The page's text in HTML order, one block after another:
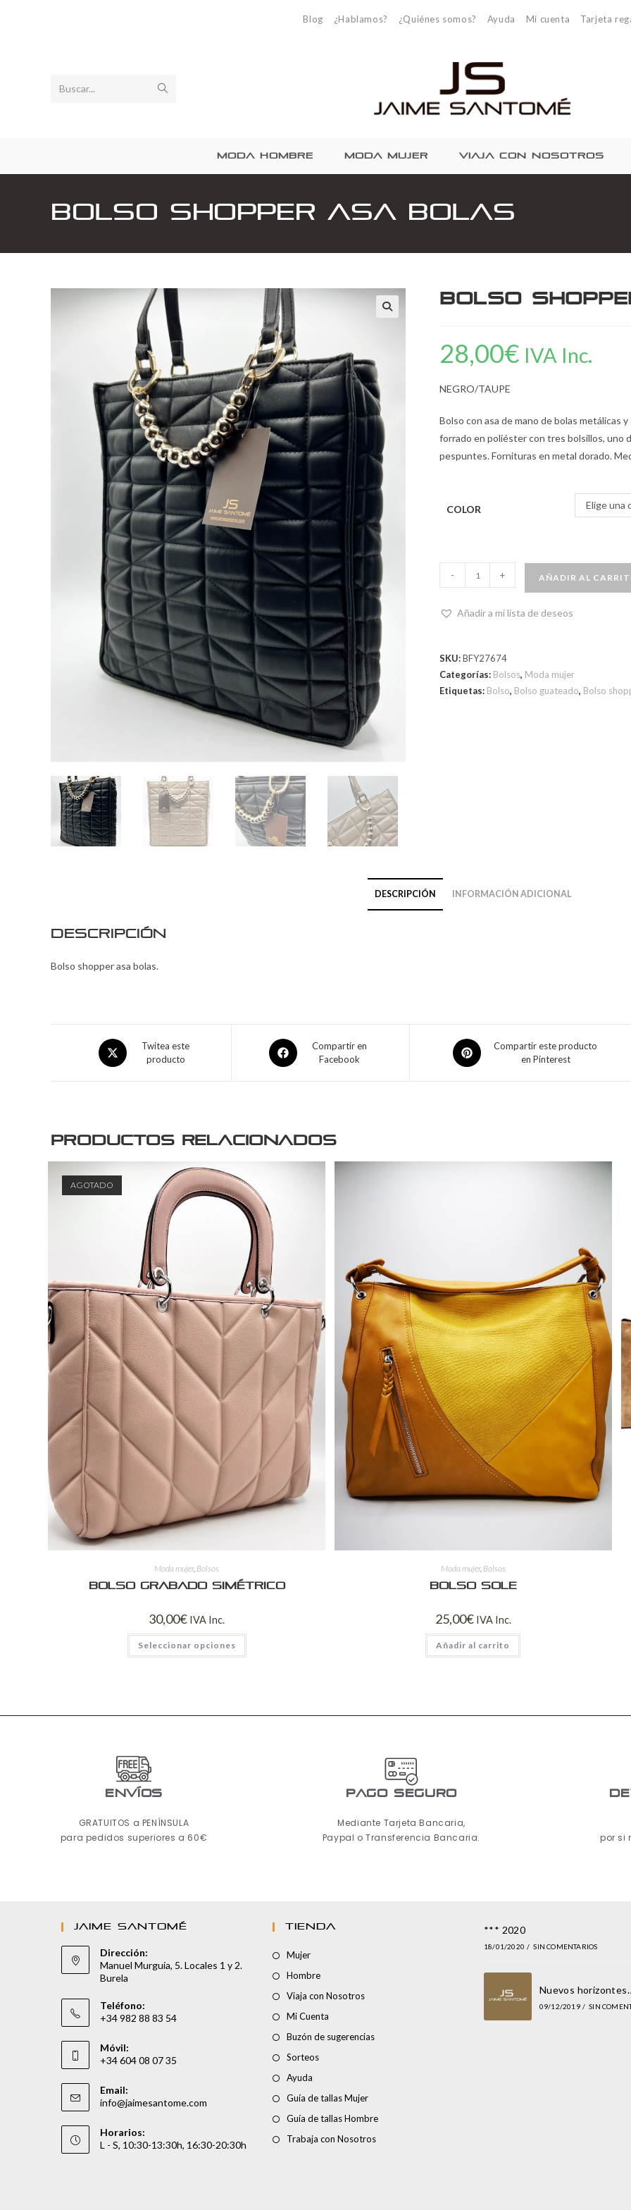
Blog ¿Hablamos? ¿Quiénes somos? Ayuda Mi cuenta Tarjeta
Buscar...
MODA HOMBRE MODA MUJER VIAJA CON NOSOTROS
Bolso shopper asa bolas
Bolso
28,00€ IVA Inc.
NEGRO/TAUPE
Bolso con asa de mano de bolas metálicas
forrado en poliéster con tres bolsillos, uno
pespuntes. Fornituras en metal dorado.
COLOR Elige una
- + AÑADIR AL
Añadir a mi lista de deseos
SKU:BFY27674
Categorías: Bolsos, Moda mujer
Etiquetas: Bolso, Bolso guateado, Bolso
DESCRIPCIÓN INFORMACIÓN ADICIONAL
Descripción
Bolso shopper asa bolas.
Twitea este
producto
Compartir en
Facebook
Compartir este producto
en Pinterest
Productos relacionados
AGOTADO
Moda mujer, Bolsos
Bolso grabado simétrico
30,00€ IVA Inc.
Seleccionar opciones
Moda mujer, Bolsos
Bolso Sole
25,00€ IVA Inc.
Añadir al carrito
ENVÍOS
GRATUITOS a PENÍNSULA
para pedidos superiores a 60€
pago seguro
Mediante Tarjeta Bancaria,
Paypal o Transferencia Bancaria.
por si
JAIME SANTOMÉ
Dirección:
Manuel Murguía, 5. Locales 1 y 2.
Burela
Teléfono:
+34 982 88 83 54
Móvil:
+34 604 08 07 35
Email:
info@jaimesantome.com
Horarios:
L - S, 10:30-13:30h, 16:30-20:30h
TIENDA
Mujer
Hombre
Viaja con Nosotros
Mi Cuenta
Buzón de sugerencias
Sorteos
Ayuda
Guía de tallas Mujer
Guía de tallas Hombre
Trabaja con Nosotros
*** 2020
18/01/2020 / SIN COMENTARIOS
Nuevos
09/12/2019 / SIN